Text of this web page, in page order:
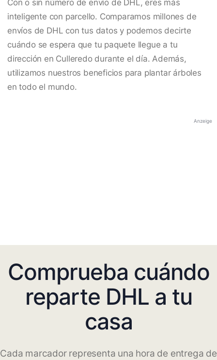
Con o sin número de envío de DHL, eres más
inteligente con parcello. Comparamos millones de
envíos de DHL con tus datos y podemos decirte
cuándo se espera que tu paquete llegue a tu
dirección en Culleredo durante el día. Además,
utilizamos nuestros beneficios para plantar árboles
en todo el mundo.
Anzeige
Comprueba cuándo
reparte DHL a tu
casa
Cada marcador representa una hora de entrega de